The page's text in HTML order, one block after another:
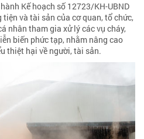
Kế hoạch số 12723/KH-UBND
và tài sản của cơ quan, tổ chức,
nhân tham gia xử lý các vụ cháy,
biến phức tạp, nhằm nâng cao
thiệt hại về người, tài sản.